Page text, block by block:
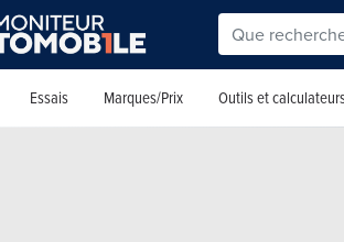
Essais Marques/Prix Outils et